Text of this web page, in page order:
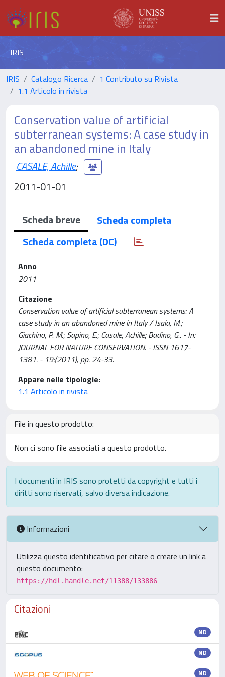
IRIS
IRIS Catalogo Ricerca
1 Contributo su Rivista
1.1 Articolo in rivista
Conservation value of artificial
subterranean systems: A case study in
an abandoned mine in Italy
CASALE, Achille;
2011-01-01
Scheda breve
Scheda completa
Scheda completa (DC)
Anno
2011
Citazione
Conservation value of artificial subterranean systems: A
case study in an abandoned mine in Italy / Isaia, M.;
Giachino, P. M.; Sapino, E.; Casale, Achille; Badino, G.. - In:
JOURNAL FOR NATURE CONSERVATION. - ISSN 1617-
1381. - 19:(2011), pp. 24-33.
Appare nelle tipologie:
1.1 Articolo in rivista
File in questo prodotto:
Non ci sono file associati a questo prodotto.
I documenti in IRIS sono protetti da copyright e tutti i
diritti sono riservati, salvo diversa indicazione.
Informazioni
Utilizza questo identificativo per citare o creare un link a
questo documento:
https://hdl.handle.net/11388/133886
Citazioni
ND
ND
ND